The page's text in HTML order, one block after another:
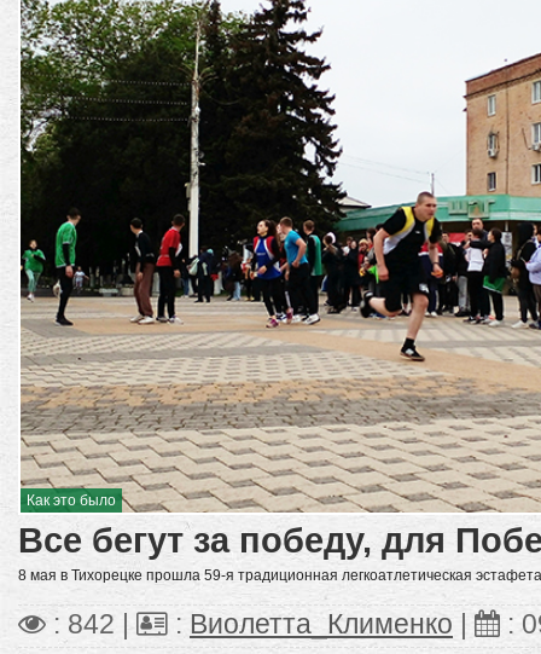
Как это было
Все бегут за победу, для
8 мая в Тихорецке прошла 59-я традиционная легкоатлетическая
: 842 | : Виолетта_Клименко :